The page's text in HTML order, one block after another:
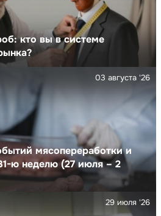
кто вы в системе
мясопереработки и
ю неделю (27 июля – 2
03 августа '26
29 июля '26